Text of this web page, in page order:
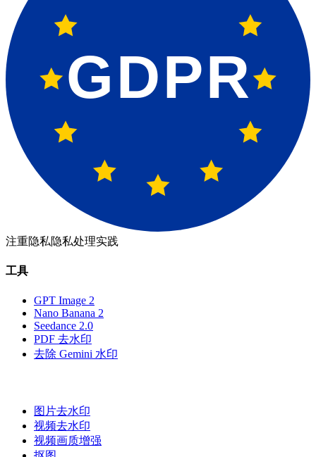
GDPR
注重隐私隐私处理实践
工具
GPT Image 2
Nano Banana 2
Seedance 2.0
PDF 去水印
去除 Gemini 水印
图片去水印
视频去水印
视频画质增强